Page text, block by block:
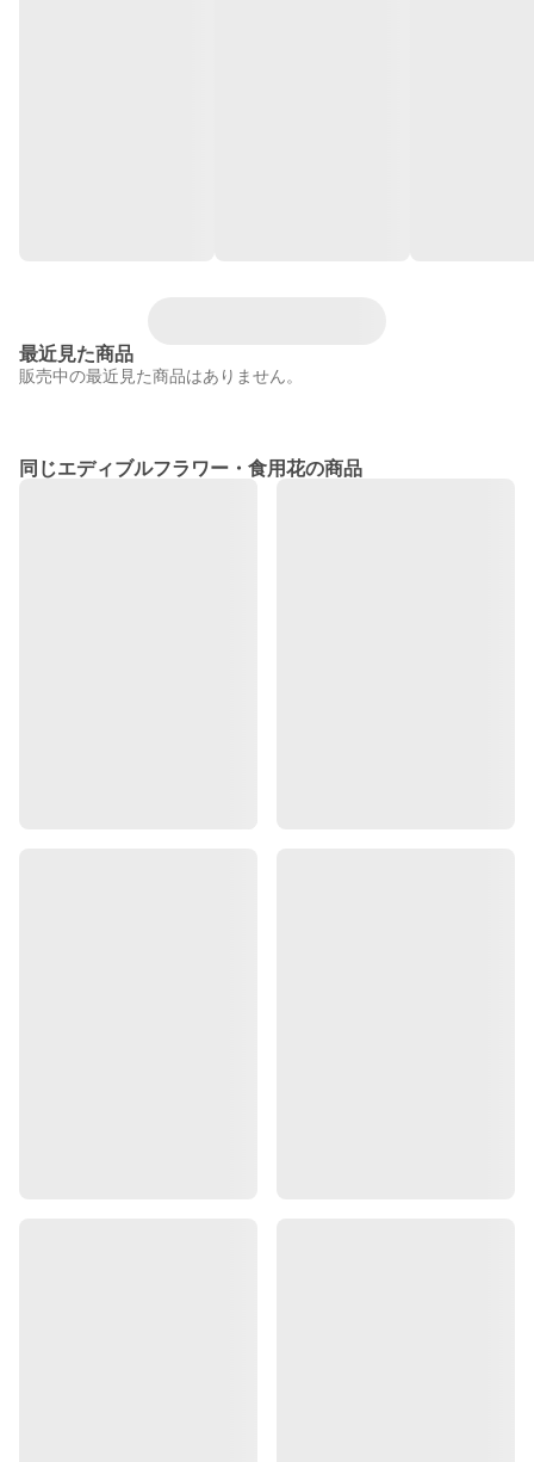
最近見た商品
販売中の最近見た商品はありません。
同じエディブルフラワー・食用花の商品